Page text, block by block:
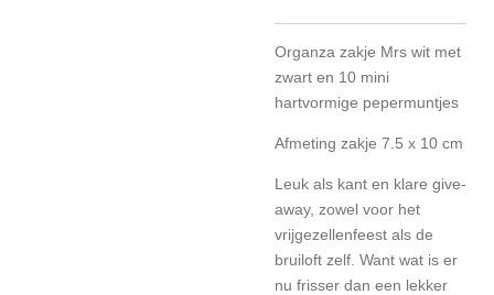
Organza zakje Mrs wit met
zwart en 10 mini
hartvormige pepermuntjes
Afmeting zakje 7.5 x 10 cm
Leuk als kant en klare give-
away, zowel voor het
vrijgezellenfeest als de
bruiloft zelf. Want wat is er
nu frisser dan een lekker